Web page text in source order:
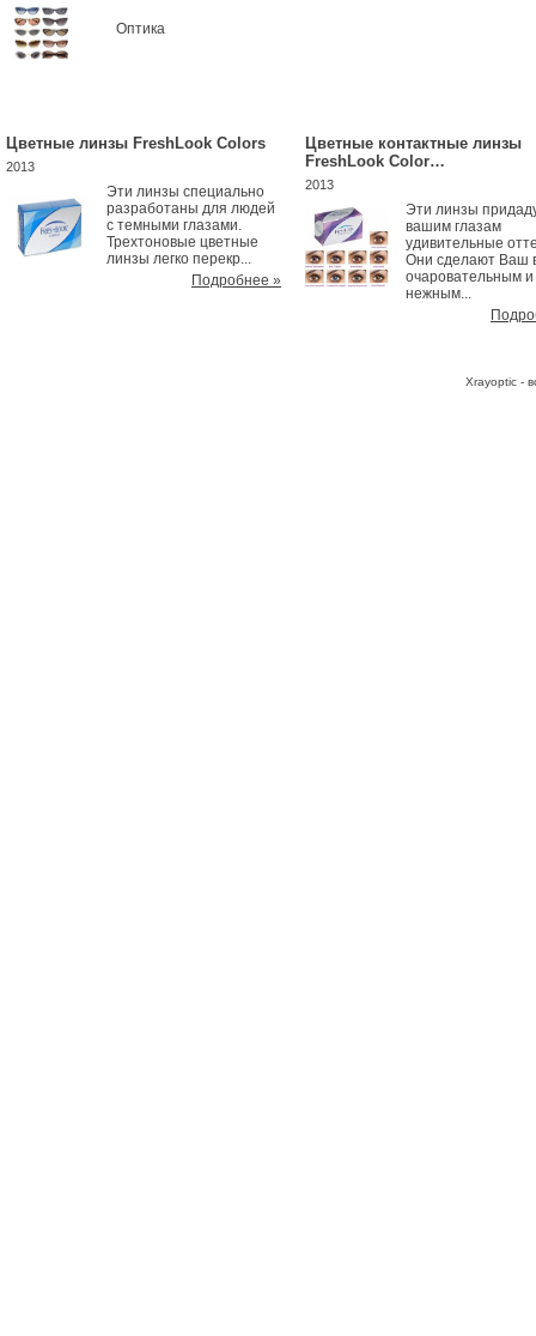
Оптика
Цветные линзы FreshLook Colors
2013
Эти линзы специально
разработаны для людей
с темными глазами.
Трехтоновые цветные
линзы легко перекр...
Подробнее »
Цветные контактные линзы
FreshLook Color…
2013
Эти линзы
вашим глазам
удивительные
Они сделают Ваш
очаровательным и
нежным...
Хrayoptic -